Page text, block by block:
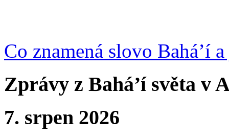
Co znamená slovo Bahá’í
Zprávy z Bahá’í světa v
7. srpen 2026